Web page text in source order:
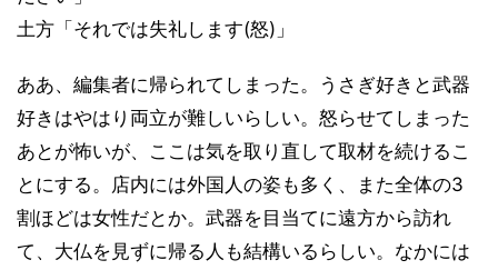
土方「それでは失礼します(怒)」
ああ、編集者に帰られてしまった。うさぎ好きと武器
好きはやはり両立が難しいらしい。怒らせてしまった
あとが怖いが、ここは気を取り直して取材を続けるこ
とにする。店内には外国人の姿も多く、また全体の3
割ほどは女性だとか。武器を目当てに遠方から訪れ
て、大仏を見ずに帰る人も結構いるらしい。なかには